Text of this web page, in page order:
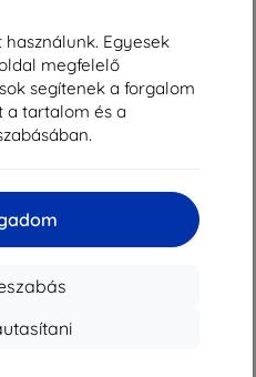
Egyesek
megfelelő
segítenek a forgalom
a tartalom és a
Utolsó darab raktáron
-52%